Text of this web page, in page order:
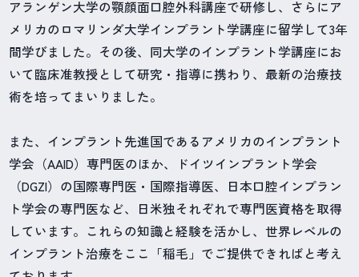
アランゲン大学の顎顔面口腔外科講座で研修し、さらにア
メリカのロマリンダ大学インプラント学講座に留学して3年
間学びました。その後、同大学のインプラント学講座にお
いて臨床准教授として研究・指導に携わり、最新の治療技
術を培ってまいりました。
また、インプラント先進国であるアメリカのインプラント
学会（AAID）専門医のほか、ドイツインプラント学会
（DGZI）の国際専門医・国際指導医、日本口腔インプラン
ト学会の専門医など、日米独それぞれで専門医資格を取得
しています。これらの知識と経験を活かし、世界レベルの
インプラント治療をここ「稲毛」でご提供できればと考え